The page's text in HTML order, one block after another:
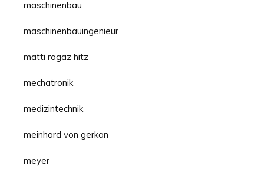
maschinenbau
maschinenbauingenieur
matti ragaz hitz
mechatronik
medizintechnik
meinhard von gerkan
meyer